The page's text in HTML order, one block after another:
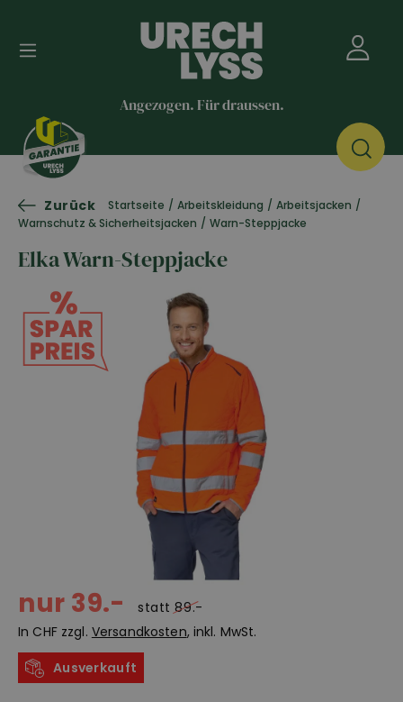
Angezogen. Für draussen.
Zurück Startseite / Arbeitskleidung / Arbeitsjacken /
Warnschutz & Sicherheitsjacken / Warn-Steppjacke
Elka Warn-Steppjacke
nur 39.- statt 89.-
In CHF zzgl. Versandkosten, inkl. MwSt.
Ausverkauft